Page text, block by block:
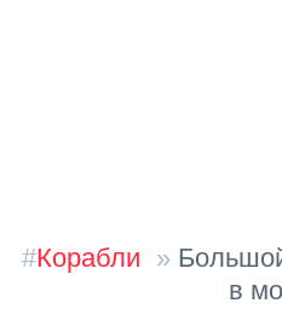
#Корабли »
в